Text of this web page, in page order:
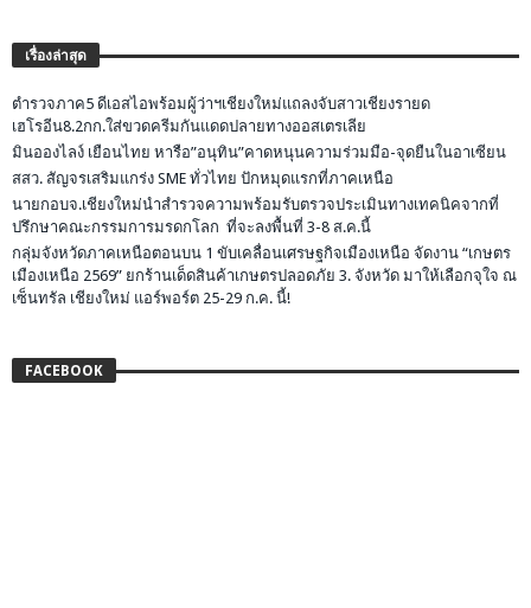
เรื่องล่าสุด
ตำรวจภาค5 ดีเอสไอพร้อมผู้ว่าฯเชียงใหม่แถลงจับสาวเชียงรายด
เฮโรอีน8.2กก.ใส่ขวดครีมกันแดดปลายทางออสเตรเลีย
มินอองไลง์ เยือนไทย หารือ”อนุทิน”คาดหนุนความร่วมมือ-จุดยืนในอาเซียน
สสว. สัญจรเสริมแกร่ง SME ทั่วไทย ปักหมุดแรกที่ภาคเหนือ
นายกอบจ.เชียงใหม่นำสำรวจความพร้อมรับตรวจประเมินทางเทคนิคจากที่
ปรึกษาคณะกรรมการมรดกโลก ที่จะลงพื้นที่ 3-8 ส.ค.นี้
กลุ่มจังหวัดภาคเหนือตอนบน 1 ขับเคลื่อนเศรษฐกิจเมืองเหนือ จัดงาน “เกษตร
เมืองเหนือ 2569” ยกร้านเด็ดสินค้าเกษตรปลอดภัย 3. จังหวัด มาให้เลือกจุใจ ณ
เซ็นทรัล เชียงใหม่ แอร์พอร์ต 25-29 ก.ค. นี้!
FACEBOOK